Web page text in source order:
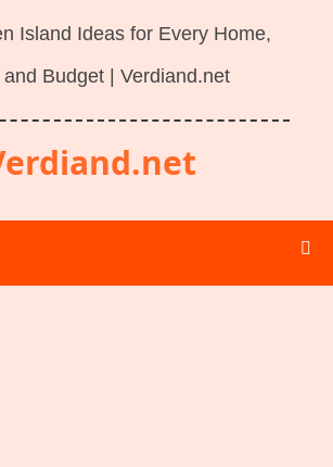
Island Ideas for Every Home,
and Budget | Verdiand.net